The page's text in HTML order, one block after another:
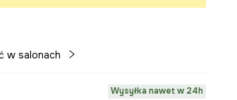
w salonach
Wysyłka nawet w 24h